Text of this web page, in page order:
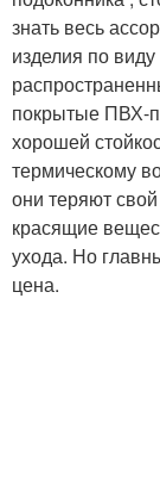
знать весь
изделия по
покрытые ПВХ-
хорошей
термическому
они теряют
красящие
ухода. Но
цена.